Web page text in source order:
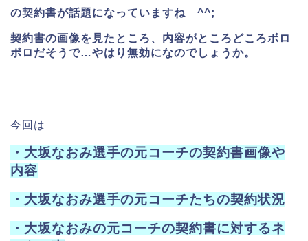
の契約書が話題になっていますね ^^;
契約書の画像を見たところ、内容がところどころボロ
ボロだそうで…やはり無効になのでしょうか。
今回は
・大坂なおみ選手の元コーチの契約書画像や
内容
・大坂なおみ選手の元コーチたちの契約状況
・大坂なおみの元コーチの契約書に対するネ